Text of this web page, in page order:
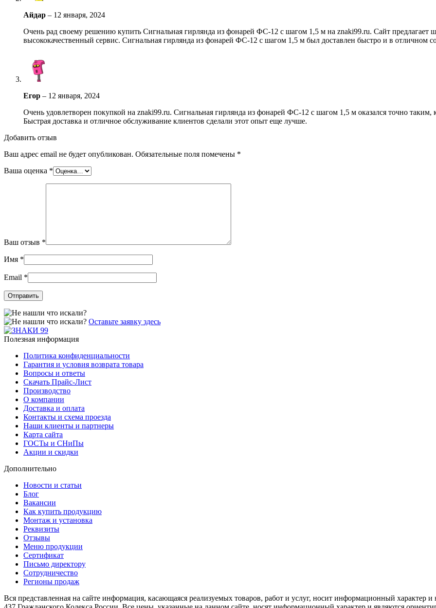
Айдар – 12 января, 2024
Очень рад своему решению купить Сигнальная гирлянда из фонарей ФС-12 с шагом 1,5 м на znaki99.ru. Сайт предлагает
высококачественный сервис. Сигнальная гирлянда из фонарей ФС-12 с шагом 1,5 м был доставлен быстро и в отличном
Егор – 12 января, 2024
Очень удовлетворен покупкой на znaki99.ru. Сигнальная гирлянда из фонарей ФС-12 с шагом 1,5 м оказался точно
Быстрая доставка и отличное обслуживание клиентов сделали этот опыт еще лучше.
Добавить отзыв
Ваш адрес email не будет опубликован. Обязательные поля помечены *
Ваша оценка *
Ваш отзыв *
Имя *
Email *
Оставьте заявку здесь
Полезная информация
Политика конфиденциальности
Гарантия и условия возврата товара
Вопросы и ответы
Скачать Прайс-Лист
Производство
О компании
Доставка и оплата
Контакты и схема проезда
Наши клиенты и партнеры
Карта сайта
ГОСТы и СНиПы
Акции и скидки
Дополнительно
Новости и статьи
Блог
Вакансии
Как купить продукцию
Монтаж и установка
Реквизиты
Отзывы
Меню продукции
Сертификат
Письмо директору
Сотрудничество
Регионы продаж
Вся представленная на сайте информация, касающаяся реализуемых товаров, работ и услуг, носит информационный характер